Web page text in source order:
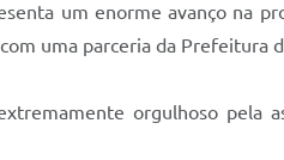
um enorme avanço na
uma parceria da Prefeitura
orgulhoso pela